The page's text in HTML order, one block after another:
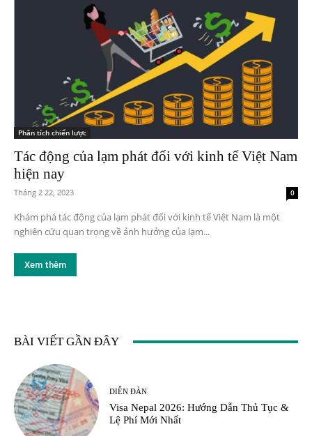
Phân tích chiến lược
Tác động của lạm phát đối với kinh tế Việt Nam
hiện nay
Tháng 2 22, 2023 0
Khám phá tác động của lạm phát đối với kinh tế Việt Nam là một
nghiên cứu quan trọng về ảnh hưởng của lạm...
Xem thêm
BÀI VIẾT GẦN ĐÂY
DIỄN ĐÀN
Visa Nepal 2026: Hướng Dẫn Thủ Tục &
Lệ Phí Mới Nhất